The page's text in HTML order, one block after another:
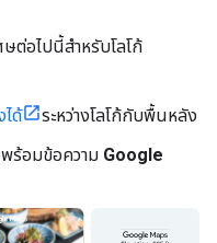
ต่อไปนี้สำหรับโลโก้
ได้
ระหว่างโลโก้กับพื้นหลัง
ร้อมข้อความ Google